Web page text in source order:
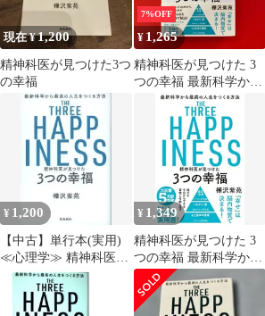
現在 ¥1,200
精神科医が見つけた3つ
の幸福
7%OFF
¥ 1,265
精神科医が見つけた 3
つの幸福 最新科学から
最高の人生をつくる方
法 樺沢紫苑
cp_a0_5379
¥ 1,200
【中古】単行本(実用)
≪心理学≫ 精神科医が
見つけた 3つの幸福 最
新科学から最高の人生
をつくる方法
¥ 1,349
精神科医が見つけた 3
つの幸福 最新科学から
最高の人生をつくる方
法